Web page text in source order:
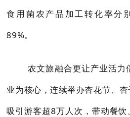
食用菌农产品加工转化率分
89%。
农文旅融合更让产业活力
业为核心，连续举办杏花节、
吸引游客超8万人次，带动餐